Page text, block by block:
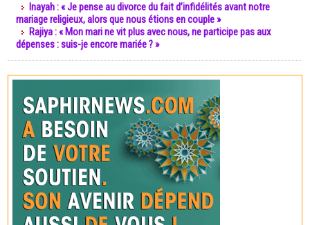
Inayah : « Je pense au divorce du fait d’infidélités avant notre
mariage religieux, alors que nous étions en couple »
Rajiya : « Mon mari ne vit plus avec nous, ne participe pas aux
dépenses : suis-je encore mariée ? »